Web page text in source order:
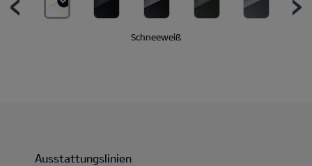
Schneeweiß
Ausstattungslinien